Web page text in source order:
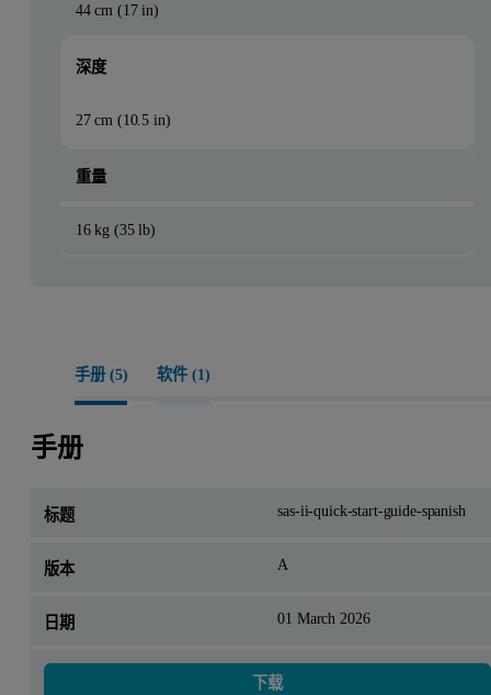
44 cm (17 in)
深度
27 cm (10.5 in)
重量
16 kg (35 lb)
手册 (5) 软件 (1)
手册
sas-ii-quick-start-guide-spanish
A
01 March 2026
下载